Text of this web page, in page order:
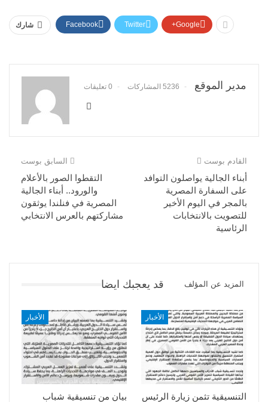
شارك Facebook Twitter Google+
مدير الموقع 5236 المشاركات 0 تعليقات
السابق بوست
التقطوا الصور بالأعلام
والورود.. أبناء الجالية
المصرية في فنلندا يوثقون
مشاركتهم بالعرس الانتخابي
القادم بوست
أبناء الجالية يواصلون التوافد
على السفارة المصرية
بالمجر في اليوم الأخير
للتصويت بالانتخابات
الرئاسية
قد يعجبك ايضا المزيد عن المؤلف
الأخبار
بيان من تنسيقية شباب
الأخبار
التنسيقية تثمن زيارة الرئيس